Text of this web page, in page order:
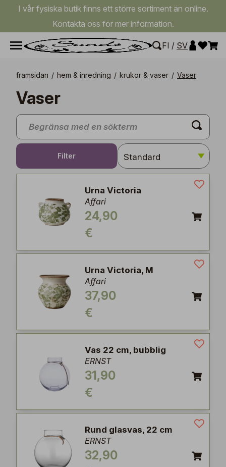
I vår fysiska butik finns ett större sortiment än online.
Kontakta oss för mer information.
FI / SV
framsidan / hem & inredning / krukor & vaser / Vaser
Vaser
Filter
Urna Victoria
Affari
24,90
€
Urna Victoria, M
Affari
37,90
€
Vas 22 cm, bubblig
ERNST
31,90
€
Rund glasvas, 22 cm
ERNST
32,90